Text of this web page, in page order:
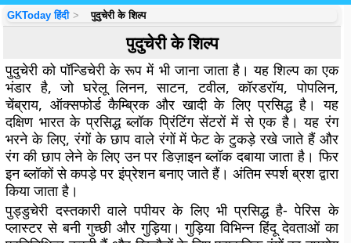
GKToday हिंदी पुदुचेरी के शिल्प
पुदुचेरी के शिल्प
पुदुचेरी को पॉन्डिचेरी के रूप में भी जाना जाता है। यह शिल्प का एक
भंडार है, जो घरेलू लिनन, साटन, टवील, कॉरडरॉय, पोपलिन,
चेंब्राय, ऑक्सफोर्ड कैम्ब्रिक और खादी के लिए प्रसिद्ध है। यह
दक्षिण भारत के प्रसिद्ध ब्लॉक प्रिंटिंग सेंटरों में से एक है। यह रंग
भरने के लिए, रंगों के छाप वाले रंगों में फेट के टुकड़े रखे जाते हैं और
रंग की छाप लेने के लिए उन पर डिज़ाइन ब्लॉक दबाया जाता है। फिर
इन ब्लॉकों से कपड़े पर इंप्रेशन बनाए जाते हैं। अंतिम स्पर्श ब्रश द्वारा
किया जाता है।
पुड्डुचेरी दस्तकारी वाले पपीयर के लिए भी प्रसिद्ध है- पेरिस के
प्लास्टर से बनी गुच्छी और गुड़िया। गुड़िया विभिन्न हिंदू देवताओं का